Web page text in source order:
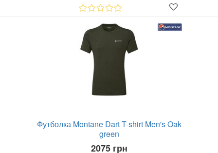
Футболка Montane Dart T-shirt Men's Oak
green
2075 грн